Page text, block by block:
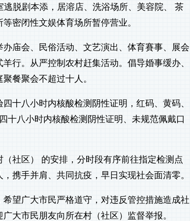
脱剧本添，居溶店、洗浴场所、美容院、 茶
密闭性文娱体育场所暂停营业。
庙会、民俗活动、文艺演出、体育賽事、展会
行。从严控制农村赶集活动。倡导婚事缓办、
餐聚会不超过十人。
十八小时内核酸检测阴性证明，红码、黄码、
十八小时内核酸检测阴性证明、未规范佩戴口
社区） 的安排，分时段有序前往指定检测点
携手并肩、共同抗疫，早日实现社会面清零。
望广大市民严格道守，对违反管控措施造成社
大市民朋友向所在村（社区）监督举报。